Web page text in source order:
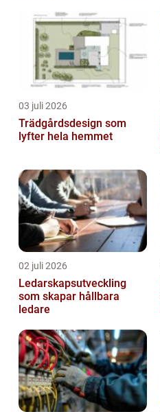
03 juli 2026
Trädgårdsdesign som
lyfter hela hemmet
02 juli 2026
Ledarskapsutveckling
som skapar hållbara
ledare